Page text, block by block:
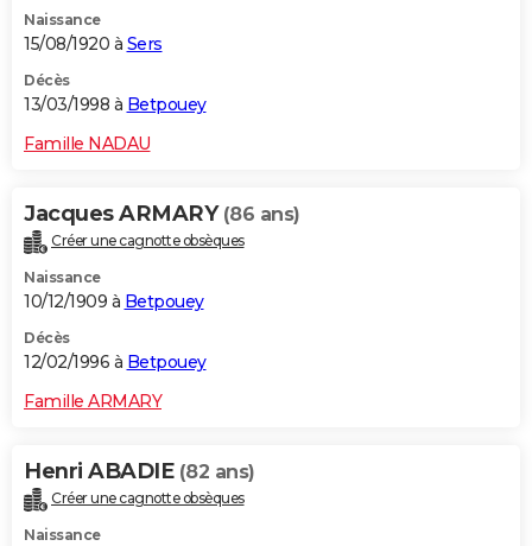
Naissance
15/08/1920 à Sers
Décès
13/03/1998 à Betpouey
Famille NADAU
Jacques ARMARY (86 ans)
Créer une cagnotte obsèques
Naissance
10/12/1909 à Betpouey
Décès
12/02/1996 à Betpouey
Famille ARMARY
Henri ABADIE (82 ans)
Créer une cagnotte obsèques
Naissance